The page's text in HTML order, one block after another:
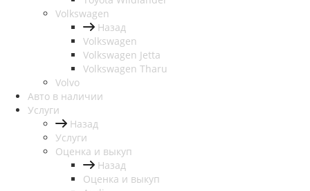
Volkswagen
Назад
Volkswagen
Volkswagen Jetta
Volkswagen Tharu
Volvo
Авто в наличии
Услуги
Назад
Услуги
Оценка и выкуп
Назад
Оценка и выкуп